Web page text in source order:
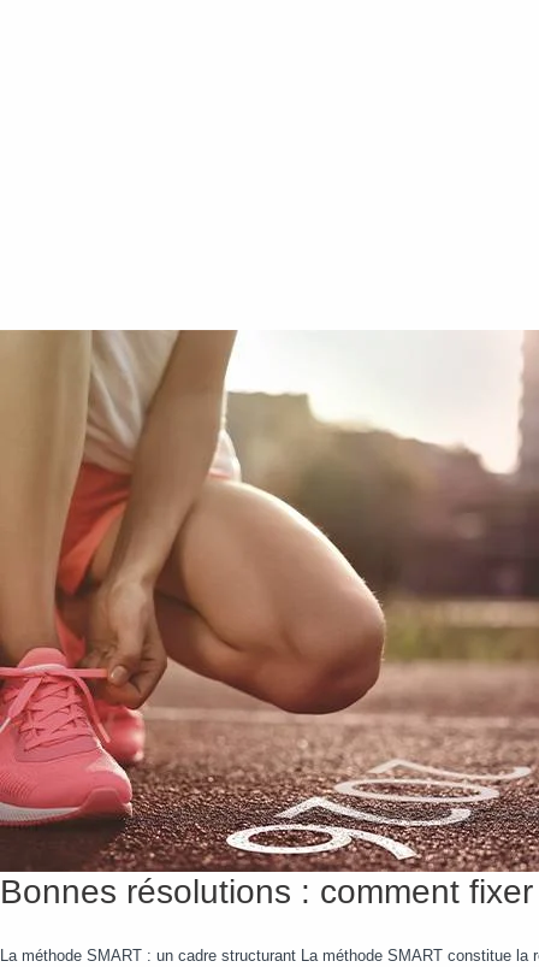
Bonnes résolutions : comment
La méthode SMART : un cadre structurant La méthode SMART constitue